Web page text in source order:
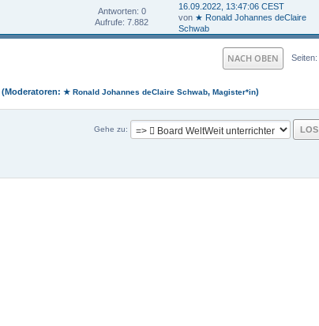
Antworten: 0
Aufrufe: 7.882
16.09.2022, 13:47:06 CEST
von ★ Ronald Johannes deClaire
Schwab
NACH OBEN Seiten
(Moderatoren: ★ Ronald Johannes deClaire Schwab, Magister*in)
Gehe zu